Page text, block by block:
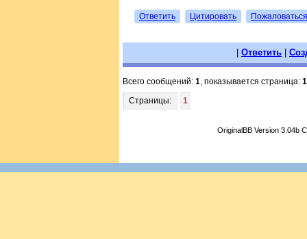
Ответить Цитировать Пожаловаться
| Ответить |
Всего сообщений: 1 , показывается страница: 1
Страницы:
1
OriginalBB Version 3.04b